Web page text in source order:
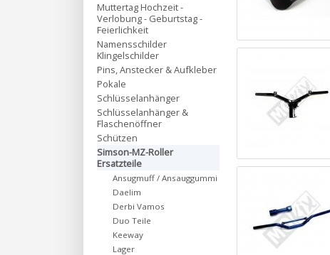
Muttertag Hochzeit -
Verlobung - Geburtstag -
Feierlichkeit
Namensschilder
Klingelschilder
Pins, Anstecker & Aufkleber
Pokale
Schlüsselanhänger
Schlüsselanhänger &
Flaschenöffner
Schützen
Simson-MZ-Roller
Ersatzteile
Ansugmuff / Ansauggummi
Daelim
Derbi Vamos
Duo Teile
Keeway
Lager